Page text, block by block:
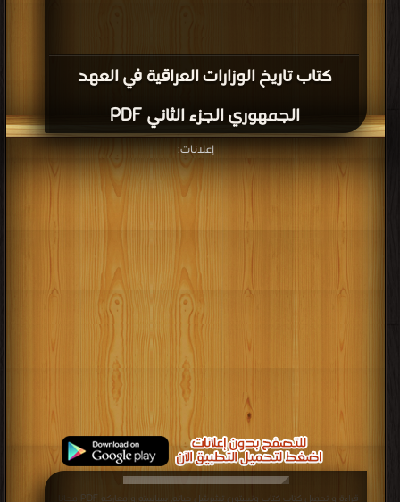
كتاب تاريخ الوزارات العراقية في العهد
الجمهوري الجزء الثاني PDF
إعلانات: